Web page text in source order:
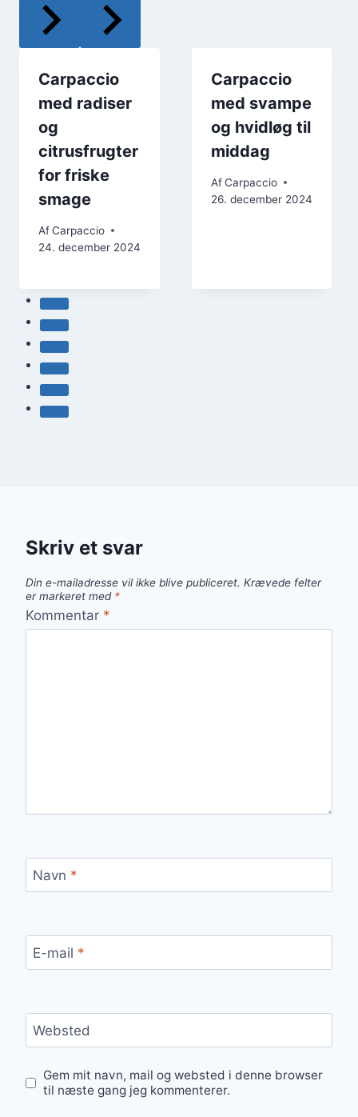
Carpaccio
med radiser
og
citrusfrugter
for friske
smage
AfCarpaccio
24. december 2024
Carpaccio
med svampe
og hvidløg til
middag
AfCarpaccio
26. december 2024
Skriv et svar
Din e-mailadresse vil ikke blive publiceret. Krævede felter
er markeret med *
Kommentar *
Navn *
E-mail *
Websted
Gem mit navn, mail og websted i denne browser
til næste gang jeg kommenterer.